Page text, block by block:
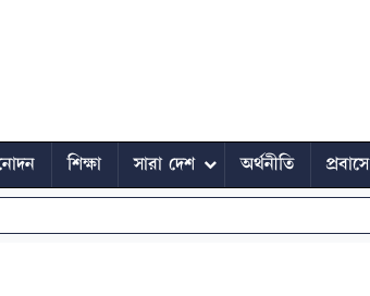
শিক্ষা সারা দেশ অর্থনীতি